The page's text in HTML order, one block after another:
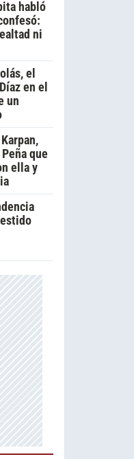
habló
ni
el
en el
un
que
ella y